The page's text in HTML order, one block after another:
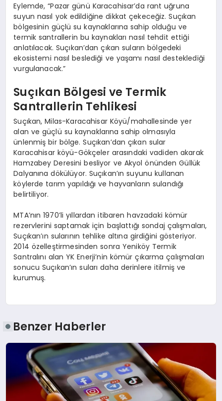
Eylemde, “Pazar günü Karacahisar’da rant uğruna
suyun nasıl yok edildiğine dikkat çekeceğiz. Suçıkan
bölgesinin güçlü su kaynaklarına sahip olduğu ve
termik santrallerin bu kaynakları nasıl tehdit ettiği
anlatılacak. Suçıkan’dan çıkan suların bölgedeki
ekosistemi nasıl beslediği ve yaşamı nasıl desteklediği
vurgulanacak.”
Suçıkan Bölgesi ve Termik
Santrallerin Tehlikesi
Suçıkan, Milas-Karacahisar Köyü/mahallesinde yer
alan ve güçlü su kaynaklarına sahip olmasıyla
ünlenmiş bir bölge. Suçıkan’dan çıkan sular
Karacahisar köyü-Gökçeler arasındaki vadiden akarak
Hamzabey Deresini besliyor ve Akyol önünden Güllük
Dalyanına dökülüyor. Suçıkan’ın suyunu kullanan
köylerde tarım yapıldığı ve hayvanların sulandığı
belirtiliyor.
MTA’nın 1970’li yıllardan itibaren havzadaki kömür
rezervlerini saptamak için başlattığı sondaj çalışmaları,
Suçıkan’ın sularının tehlike altına girdiğini gösteriyor.
2014 özelleştirmesinden sonra Yeniköy Termik
Santralını alan YK Enerji’nin kömür çıkarma çalışmaları
sonucu Suçıkan’ın suları daha derinlere itilmiş ve
kurumuş.
Benzer Haberler